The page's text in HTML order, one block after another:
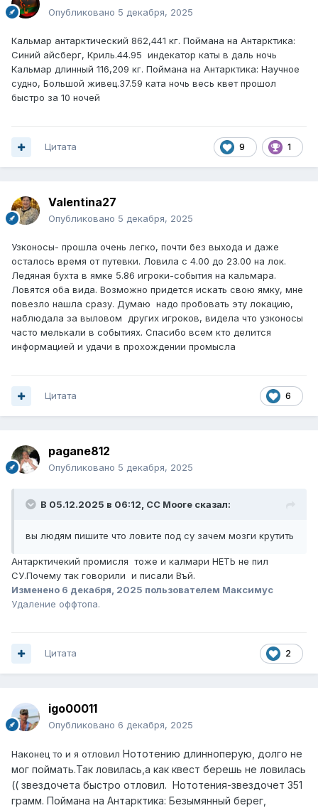
Опубликовано 5 декабря, 2025
Кальмар антарктический 862,441 кг. Поймана на Антарктика:
Синий айсберг, Криль.44.95 индекатор каты в даль ночь
Кальмар длинный 116,209 кг. Поймана на Антарктика: Научное
судно, Большой живец.37.59 ката ночь весь квет прошол
быстро за 10 ночей
9 1
Цитата
Valentina27
Опубликовано 5 декабря, 2025
Узконосы- прошла очень легко, почти без выхода и даже
осталось время от путевки. Ловила с 4.00 до 23.00 на лок.
Ледяная бухта в ямке 5.86 игроки-события на кальмара.
Ловятся оба вида. Возможно придется искать свою ямку, мне
повезло нашла сразу. Думаю надо пробовать эту локацию,
наблюдала за выловом других игроков, видела что узконосы
часто мелькали в событиях. Спасибо всем кто делится
информацией и удачи в прохождении промысла
6
Цитата
pagane812
Опубликовано 5 декабря, 2025
В 05.12.2025 в 06:12, CC Moore сказал:
вы людям пишите что ловите под су зачем мозги крутить
Антарктичекий промисля тоже и калмари НЕТЬ не пил
СУ.Почему так говорили и писали Въй.
Изменено 6 декабря, 2025 пользователем Максимус
Удаление оффтопа.
2
Цитата
igo00011
Опубликовано 6 декабря, 2025
Наконец то и я отловил Нототению длинноперую, долго не
мог поймать.Так ловилась,а как квест берешь не ловилась
(( звездочета быстро отловил. Нототения-звездочет 351
грамм. Поймана на Антарктика: Безымянный берег,